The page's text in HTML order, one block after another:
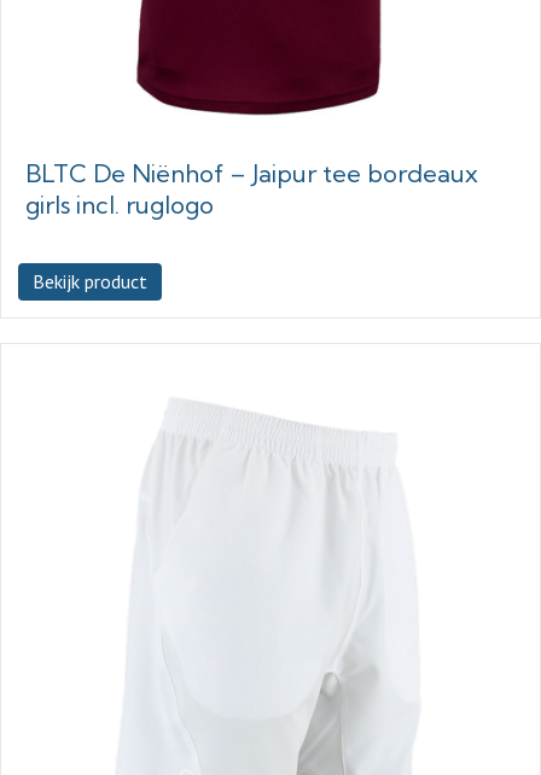
BLTC De Niënhof – Jaipur tee bordeaux
girls incl. ruglogo
Bekijk product